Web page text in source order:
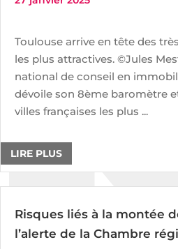
Toulouse arrive en tête des
les plus attractives. ©Jules
national de conseil en
dévoile son 8ème baromètre
villes françaises les plus ...
LIRE PLUS
Risques liés à la montée
l’alerte de la Chambre